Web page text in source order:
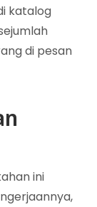
katalog
di pesan
ini